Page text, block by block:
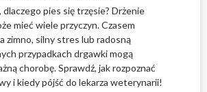
dlaczego pies się trzęsie? Drżenie
mieć wiele przyczyn. Czasem
zimno, silny stres lub radosną
przypadkach drgawki mogą
chorobę. Sprawdź, jak rozpoznać
i kiedy pójść do lekarza weterynarii!